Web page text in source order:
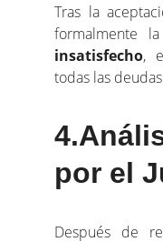
Tras la
formalmente
insatisfecho,
todas las
por el
Después de